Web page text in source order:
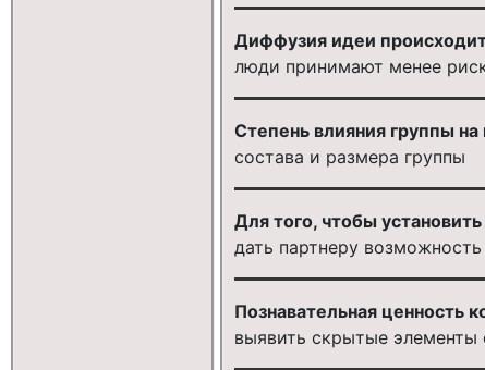
Диффузия идеи
люди принимают менее
Степень влияния группы
состава и размера группы
Для того, чтобы
дать партнеру
Познавательная ценность
выявить скрытые элементы